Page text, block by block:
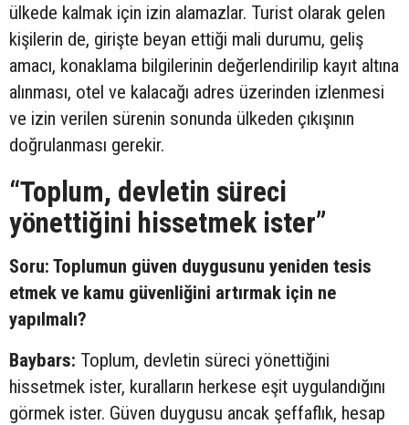
ülkede kalmak için izin alamazlar. Turist olarak gelen
kişilerin de, girişte beyan ettiği mali durumu, geliş
amacı, konaklama bilgilerinin değerlendirilip kayıt altına
alınması, otel ve kalacağı adres üzerinden izlenmesi
ve izin verilen sürenin sonunda ülkeden çıkışının
doğrulanması gerekir.
“Toplum, devletin süreci
yönettiğini hissetmek ister”
Soru: Toplumun güven duygusunu yeniden tesis
etmek ve kamu güvenliğini artırmak için ne
yapılmalı?
Baybars: Toplum, devletin süreci yönettiğini
hissetmek ister, kuralların herkese eşit uygulandığını
görmek ister. Güven duygusu ancak şeffaflık, hesap